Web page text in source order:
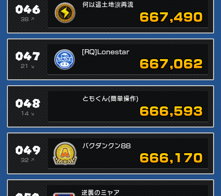
046
38 ↗
何以這土地淚再流
667,490
047
21 ↘
[RQ]Lonestar
667,062
048
14 ↘
ともくん(簡単操作)
666,593
049
32 ↗
バクダンクン88
666,170
逆襲のミャア